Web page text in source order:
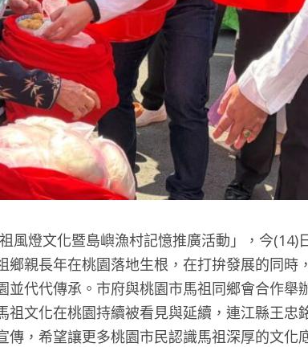
風燈文化暨島嶼漁村記憶推廣活動」，今(14)
親長年在桃園落地生根，在打拚發展的同時
代代傳承。市府與桃園市馬祖同鄉會合作舉
文化在桃園持續被看見與延續，連江縣王忠
，希望讓更多桃園市民認識馬祖深厚的文化